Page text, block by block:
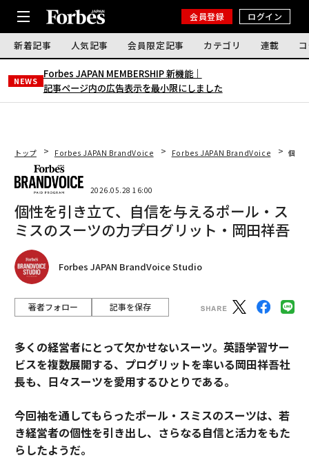
会員登録 ログイン
新着記事 人気記事 会員限定記事 カテゴリ 連載
NEWS
Forbes JAPAN MEMBERSHIP 新機能｜
記事ページ内の広告表示を最小限にしました
トップ Forbes JAPAN BrandVoice Forbes JAPAN BrandVoice 個性
2026.05.28 16:00
個性を引き立て、自信を与えるポール・ス
ミスのスーツの力――プログリット・岡田祥吾
Forbes JAPAN BrandVoice Studio
著者フォロー 記事を保存
多くの経営者にとって欠かせないスーツ。 英語学習サー
ビスを複数展開する、プログリットを率いる岡田祥吾社
長も、日々スーツを愛用するひとりである。
今回袖を通してもらったポール・スミスのスーツは、若
き経営者の個性を引き出し、さらなる自信と活力をもた
らしたようだ。